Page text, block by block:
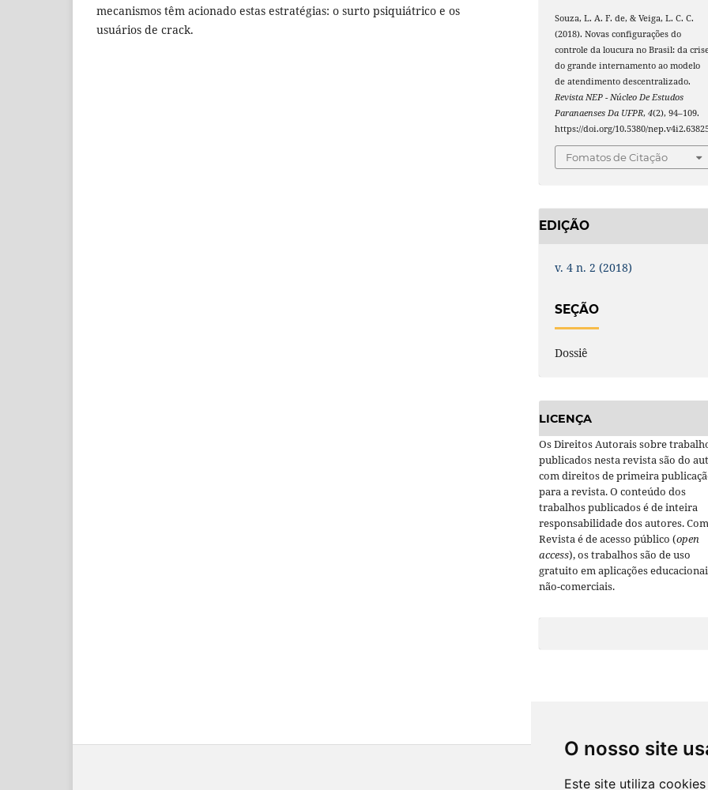
O nosso site
Este site utiliza
mecanismos têm acionado estas estratégias: o surto psiquiátrico e os
usuários de crack.
Souza, L. A. F. de, & Veiga, L. C. C.
(2018). Novas configurações do
controle da loucura no Brasil: da
do grande internamento ao modelo
de atendimento descentralizado.
Revista NEP - Núcleo De Estudos
Paranaenses Da UFPR,4(2), 94–109.
https://doi.org/10.5380/
Fomatos de Citação
EDIÇÃO
v. 4 n. 2 (2018)
SEÇÃO
Dossiê
LICENÇA
Os Direitos Autorais sobre
publicados nesta revista são do
com direitos de primeira
para a revista. O conteúdo dos
trabalhos publicados é de inteira
responsabilidade dos autores.
Revista é de acesso público (open
access), os trabalhos são de uso
gratuito em aplicações
não-comerciais.